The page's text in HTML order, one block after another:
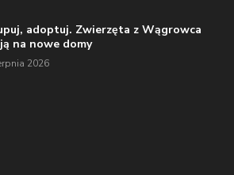
adoptuj. Zwierzęta z Wągrowca
na nowe domy
2026